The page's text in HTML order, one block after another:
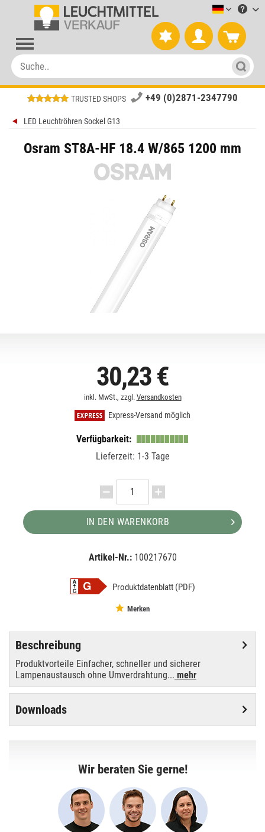
TRUSTED SHOPS +49 (0)2871-2347790
LED Leuchtröhren Sockel G13
Osram ST8A-HF 18.4 W/865 1200 mm
30,23 €
inkl. MwSt., zzgl. Versandkosten
Express-Versand möglich
Verfügbarkeit:
Lieferzeit: 1-3 Tage
IN DEN WARENKORB
Artikel-Nr.: 100217670
Produktdatenblatt (PDF)
Merken
Beschreibung
Produktvorteile Einfacher, schneller und sicherer
Lampenaustausch ohne Umverdrahtung... mehr
Downloads
Wir beraten Sie gerne!